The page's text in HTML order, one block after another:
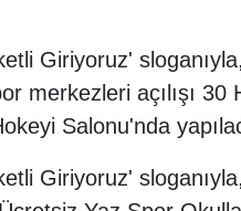
Giriyoruz'
merkezleri açılışı
Salonu'nda
Giriyoruz'